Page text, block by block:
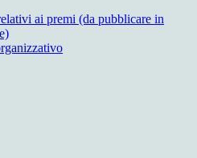
ai premi (da pubblicare in